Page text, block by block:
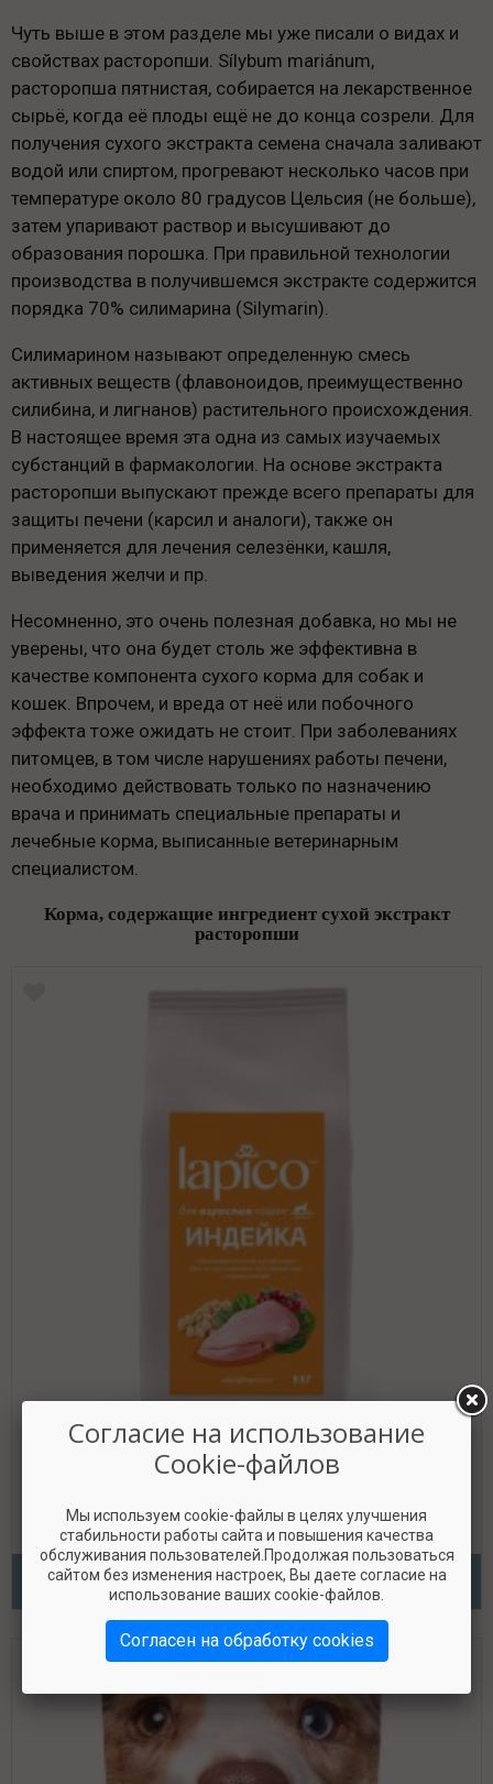
Чуть выше в этом разделе мы уже писали о видах и
свойствах расторопши. Sílybum mariánum,
расторопша пятнистая, собирается на лекарственное
сырьё, когда её плоды ещё не до конца созрели. Для
получения сухого экстракта семена сначала заливают
водой или спиртом, прогревают несколько часов при
температуре около 80 градусов Цельсия (не больше),
затем упаривают раствор и высушивают до
образования порошка. При правильной технологии
производства в получившемся экстракте содержится
порядка 70% силимарина (Silymarin).
Силимарином называют определенную смесь
активных веществ (флавоноидов, преимущественно
силибина, и лигнанов) растительного происхождения.
В настоящее время эта одна из самых изучаемых
субстанций в фармакологии. На основе экстракта
расторопши выпускают прежде всего препараты для
защиты печени (карсил и аналоги), также он
применяется для лечения селезёнки, кашля,
выведения желчи и пр.
Несомненно, это очень полезная добавка, но мы не
уверены, что она будет столь же эффективна в
качестве компонента сухого корма для собак и
кошек. Впрочем, и вреда от неё или побочного
эффекта тоже ожидать не стоит. При заболеваниях
питомцев, в том числе нарушениях работы печени,
необходимо действовать только по назначению
врача и принимать специальные препараты и
лечебные корма, выписанные ветеринарным
специалистом.
Корма, содержащие ингредиент сухой экстракт
расторопши
Lapico — «Индейка» для взрослых кошек
Класс КПП
«Четвёрка с плюсом»
Согласие на использование
Cookie-файлов
Мы используем cookie-файлы в целях улучшения
стабильности работы сайта и повышения качества
обслуживания пользователей.Продолжая пользоваться
сайтом без изменения настроек, Вы даете согласие на
использование ваших cookie-файлов.
Согласен на обработку cookies